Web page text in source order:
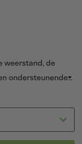
weerstand, de
ondersteunende